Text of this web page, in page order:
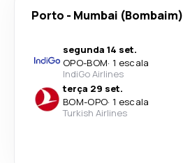
Porto - Mumbai (Bombaim)
segunda 14 set.
OPO-BOM· 1 escala
IndiGo Airlines
terça 29 set.
BOM-OPO· 1 escala
Turkish Airlines